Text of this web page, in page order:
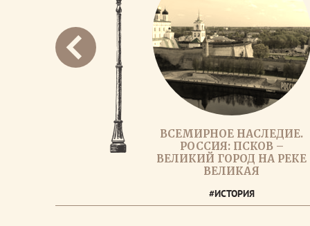
ВСЕМИРНОЕ НАСЛЕДИЕ.
РОССИЯ: ПСКОВ –
ВЕЛИКИЙ ГОРОД НА РЕКЕ
ВЕЛИКАЯ
#ИСТОРИЯ